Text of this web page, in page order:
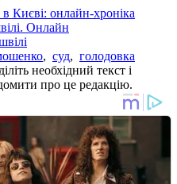
Києві: онлайн-хроніка
Онлайн
, суд, голодовка
необхідний текст і
про це редакцію.